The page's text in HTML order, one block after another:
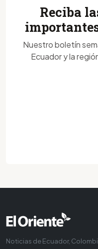
Reciba
Nuestro boletín
Ecuador y la
Noticias de Ecuador,